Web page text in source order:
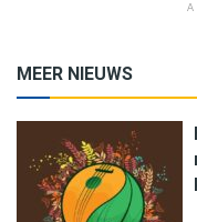
MEER NIEUWS